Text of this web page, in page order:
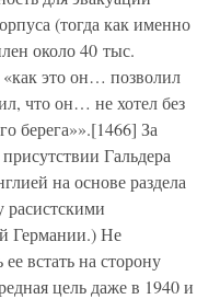
(тогда как именно
около 40 тыс.
это он… позволил
что он… не хотел без
берега»».[1466] За
Гальдера
на основе раздела
расистскими
Германии.) Не
встать на сторону
цель даже в 1940 и